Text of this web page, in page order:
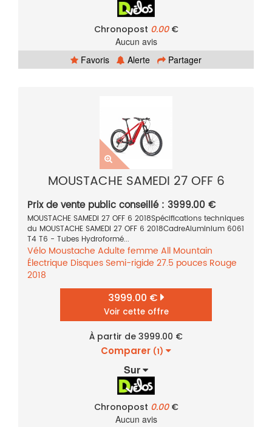
Chronopost 0.00€
Aucun avis
Favoris
Alerte Partager
MOUSTACHE SAMEDI 27 OFF 6
Prix de vente public conseillé : 3999.00 €
MOUSTACHE SAMEDI 27 OFF 6 2018Spécifications techniques
du MOUSTACHE SAMEDI 27 OFF 6 2018CadreAluminium 6061
T4 T6 - Tubes Hydroformé...
Vélo Moustache Adulte femme All Mountain
Électrique Disques Semi-rigide 27.5 pouces Rouge
2018
3999.00 €
Voir cette offre
À partir de 3999.00 €
Comparer (1)
Sur
Chronopost 0.00€
Aucun avis